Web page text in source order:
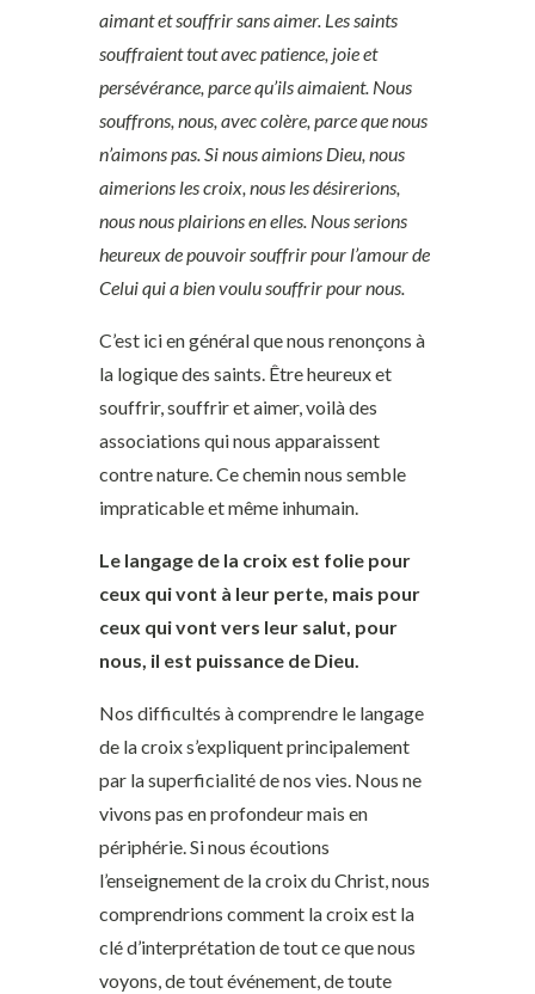
aimant et souffrir sans aimer. Les saints
souffraient tout avec patience, joie et
persévérance, parce qu’ils aimaient. Nous
souffrons, nous, avec colère, parce que nous
n’aimons pas. Si nous aimions Dieu, nous
aimerions les croix, nous les désirerions,
nous nous plairions en elles. Nous serions
heureux de pouvoir souffrir pour l’amour de
Celui qui a bien voulu souffrir pour nous.
C’est ici en général que nous renonçons à
la logique des saints. Être heureux et
souffrir, souffrir et aimer, voilà des
associations qui nous apparaissent
contre nature. Ce chemin nous semble
impraticable et même inhumain.
Le langage de la croix est folie pour
ceux qui vont à leur perte, mais pour
ceux qui vont vers leur salut, pour
nous, il est puissance de Dieu.
Nos difficultés à comprendre le langage
de la croix s’expliquent principalement
par la superficialité de nos vies. Nous ne
vivons pas en profondeur mais en
périphérie. Si nous écoutions
l’enseignement de la croix du Christ, nous
comprendrions comment la croix est la
clé d’interprétation de tout ce que nous
voyons, de tout événement, de toute